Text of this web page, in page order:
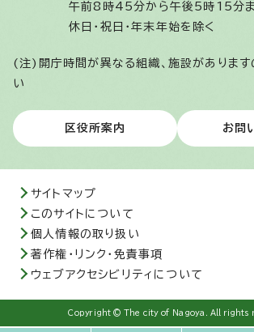
午前8時45分から午後5時15分
休日・祝日・年末年始を除く
(注)開庁時間が異なる組織、施設があります
い
区役所案内 お問
サイトマップ
このサイトについて
個人情報の取り扱い
著作権・リンク・免責事項
ウェブアクセシビリティについて
Copyright © The city of Nagoya. All rights